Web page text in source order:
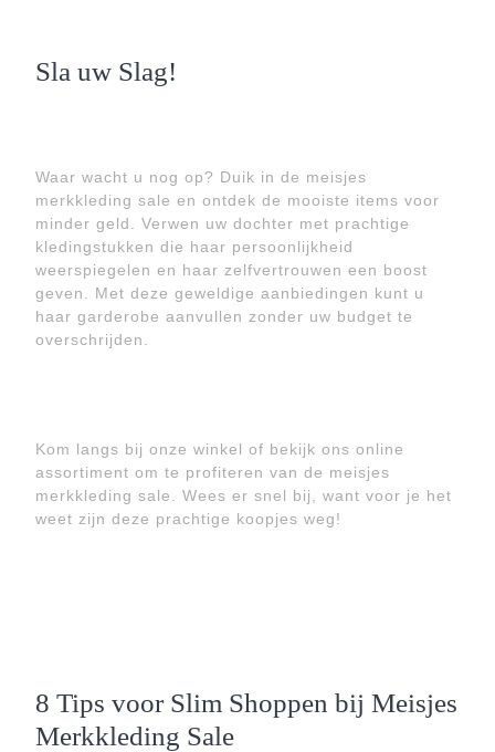
Sla uw Slag!
Waar wacht u nog op? Duik in de meisjes
merkkleding sale en ontdek de mooiste items voor
minder geld. Verwen uw dochter met prachtige
kledingstukken die haar persoonlijkheid
weerspiegelen en haar zelfvertrouwen een boost
geven. Met deze geweldige aanbiedingen kunt u
haar garderobe aanvullen zonder uw budget te
overschrijden.
Kom langs bij onze winkel of bekijk ons online
assortiment om te profiteren van de meisjes
merkkleding sale. Wees er snel bij, want voor je het
weet zijn deze prachtige koopjes weg!
8 Tips voor Slim Shoppen bij Meisjes
Merkkleding Sale